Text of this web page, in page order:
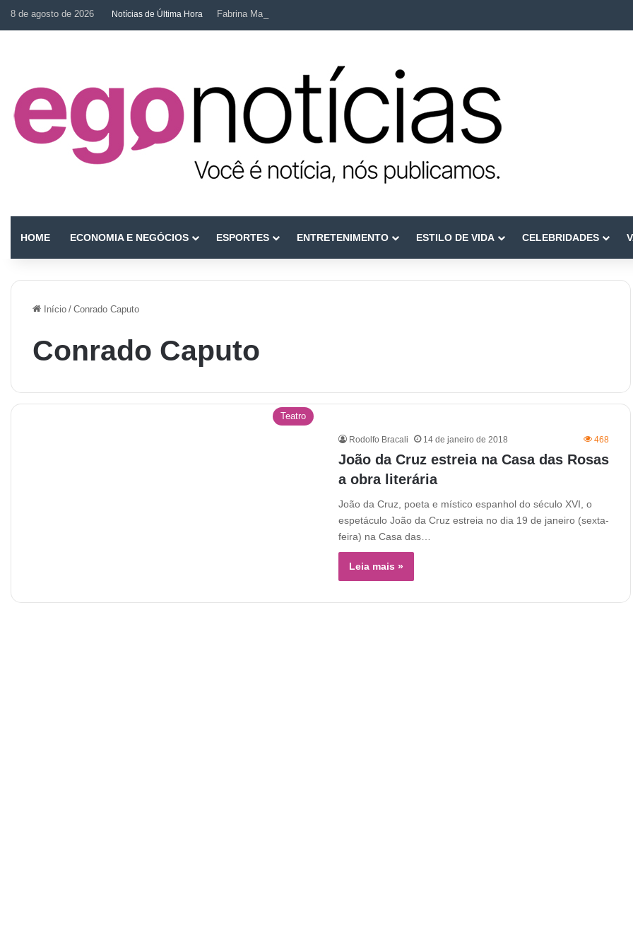
8 de agosto de 2026 Notícias de Última Hora Fabrina Mahin e a arte de reconstruir confiança
HOME ECONOMIA E NEGÓCIOS ESPORTES ENTRETENIMENTO ESTILO DE VIDA CELEBRIDADES
Início / Conrado Caputo
Conrado Caputo
Teatro
Rodolfo Bracali 14 de janeiro de 2018 468
João da Cruz estreia na Casa das Rosas
a obra literária
João da Cruz, poeta e místico espanhol do século XVI, o
espetáculo João da Cruz estreia no dia 19 de janeiro (sexta-
feira) na Casa das…
Leia mais »